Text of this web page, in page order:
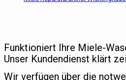
Funktioniert Ihre Miele-
Unser Kundendienst klärt
Wir verfügen über die